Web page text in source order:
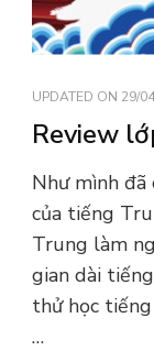
UPDATED ON 29/
Review
Như mình đã
của tiếng
Trung làm
gian dài
thử học
…